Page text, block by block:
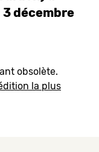
décembre
obsolète.
la plus